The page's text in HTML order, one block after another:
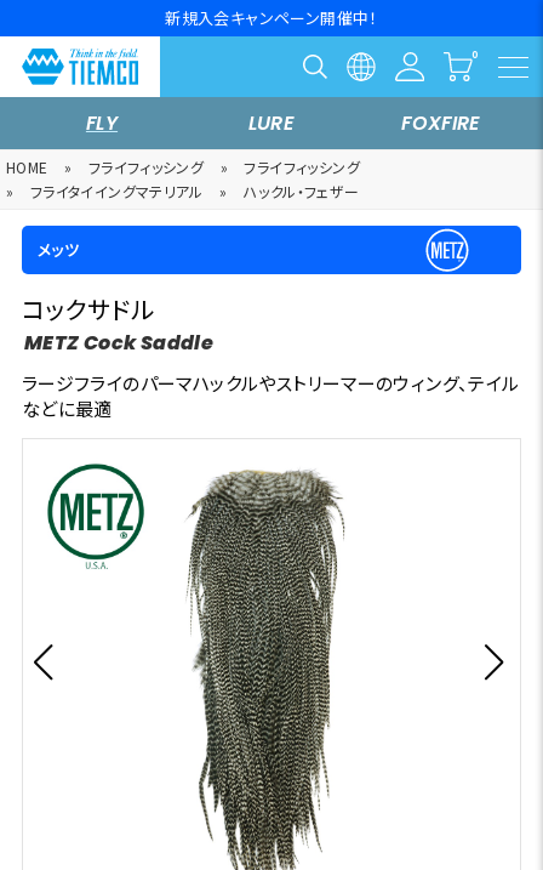
新規入会キャンペーン開催中！
FLY LURE FOXFIRE
HOME » フライフィッシング »
フライフィッシング
»
フライタイイングマテリアル » ハックル・フェザー
メッツ
コックサドル
METZ Cock Saddle
ラージフライのパーマハックルやストリーマーのウィング、テイル
などに最適